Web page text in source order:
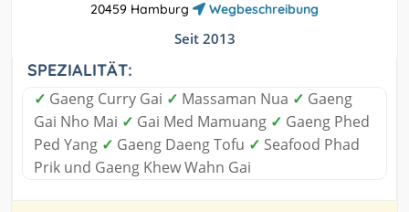
20459 Hamburg
Wegbeschreibung
Seit 2013
SPEZIALITÄT:
✓ Gaeng Curry Gai ✓ Massaman Nua ✓ Gaeng
Gai Nho Mai ✓ Gai Med Mamuang ✓ Gaeng Phed
Ped Yang ✓ Gaeng Daeng Tofu ✓ Seafood Phad
Prik und Gaeng Khew Wahn Gai